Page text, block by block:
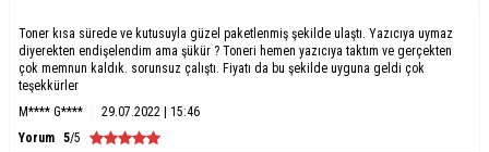
Toner kısa sürede ve kutusuyla güzel paketlenmiş şekilde ulaştı. Yazıcıya uymaz
diyerekten endişelendim ama şükür ? Toneri hemen yazıcıya taktım ve gerçekten
çok memnun kaldık. sorunsuz çalıştı. Fiyatı da bu şekilde uyguna geldi çok
teşekkürler
M**** G****
29.07.2022 | 15:46
Yorum 5/5